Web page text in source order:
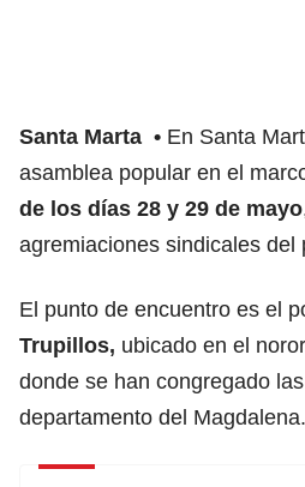
Santa Marta
En Santa
asamblea popular en el
de los días 28 y 29 de mayo
agremiaciones sindicales del
El punto de encuentro es el
Trupillos, ubicado en el
donde se han congregado
departamento del Magdalena.